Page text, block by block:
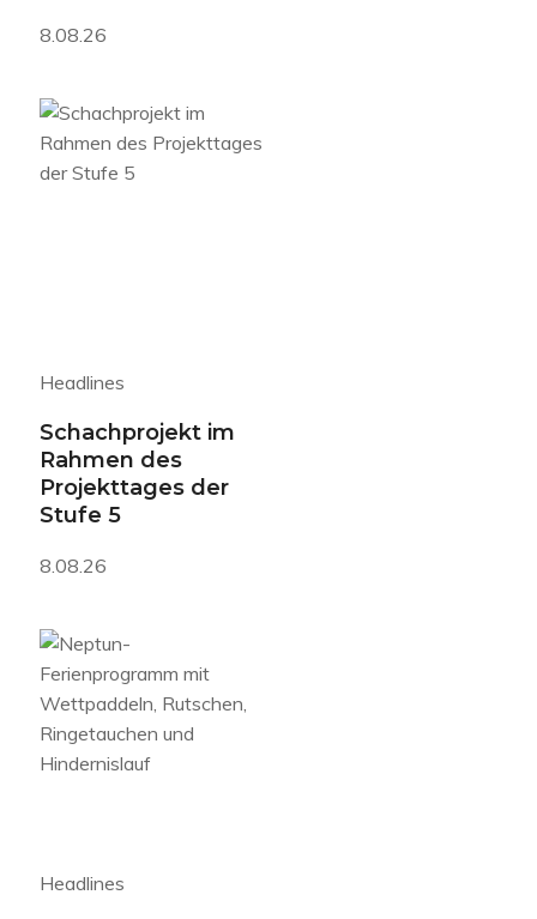
8.08.26
Headlines
Schachprojekt im
Rahmen des
Projekttages der
Stufe 5
8.08.26
Headlines